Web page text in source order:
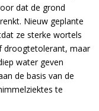
dat de grond
Nieuw geplante
ze sterke wortels
droogtetolerant, maar
water geven
de basis van de
te